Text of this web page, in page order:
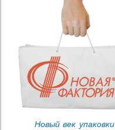
Новый век упаковки